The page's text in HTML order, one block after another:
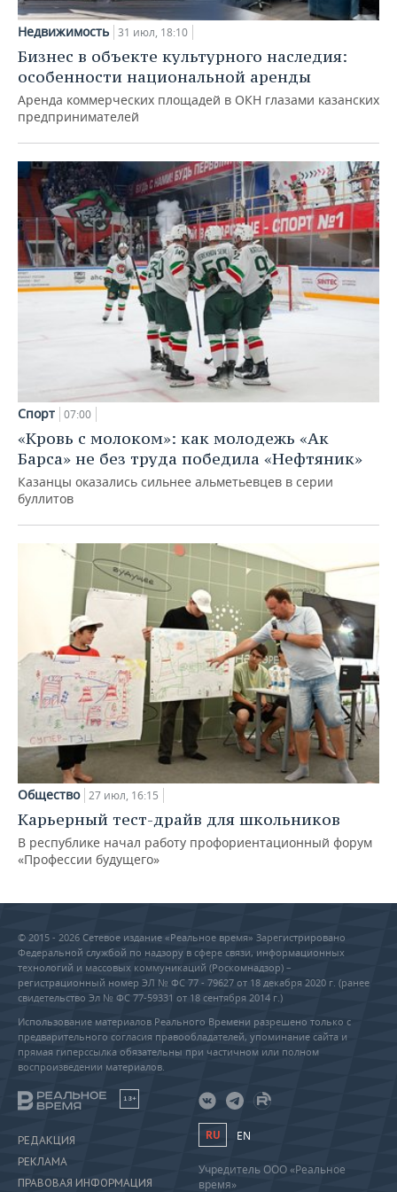
Недвижимость 31 июл, 18:10
Бизнес в объекте культурного наследия:
особенности национальной аренды
Аренда коммерческих площадей в ОКН глазами казанских
предпринимателей
Спорт 07:00
«Кровь с молоком»: как молодежь «Ак
Барса» не без труда победила «Нефтяник»
Казанцы оказались сильнее альметьевцев в серии
буллитов
Общество 27 июл, 16:15
Карьерный тест-драйв для школьников
В республике начал работу профориентационный форум
«Профессии будущего»
© 2015 - 2026 Сетевое издание «Реальное время» Зарегистрировано
Федеральной службой по надзору в сфере связи, информационных
технологий и массовых коммуникаций (Роскомнадзор) –
регистрационный номер ЭЛ № ФС 77 - 79627 от 18 декабря 2020 г. (ранее
свидетельство Эл № ФС 77-59331 от 18 сентября 2014 г.)
Использование материалов Реального Времени разрешено только с
предварительного согласия правообладателей, упоминание сайта и
прямая гиперссылка обязательны при частичном или полном
воспроизведении материалов.
18+
РЕДАКЦИЯ
РЕКЛАМА
ПРАВОВАЯ ИНФОРМАЦИЯ
RU EN
Учредитель ООО «Реальное
время»